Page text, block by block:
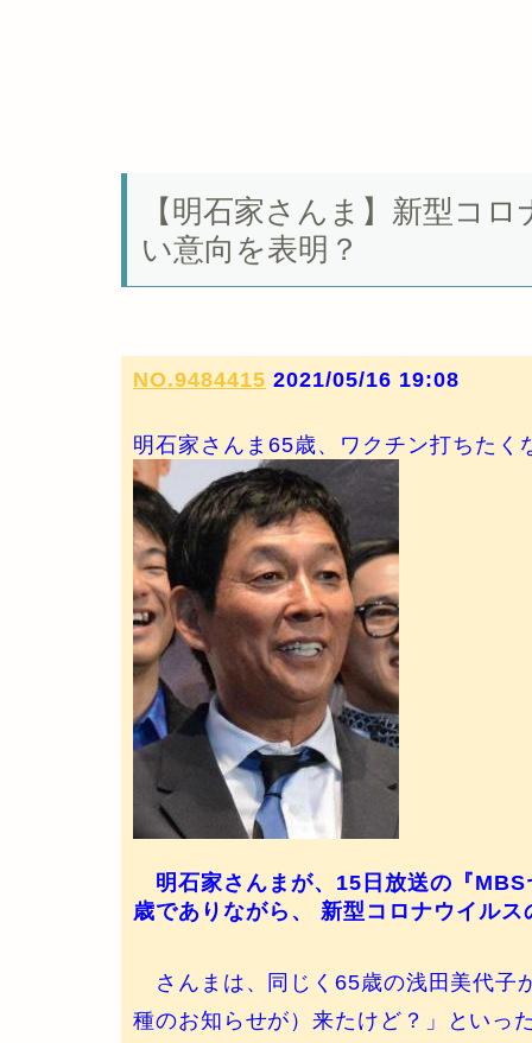
【明石家さんま】新型コ
い意向を表明？
NO.9484415 2021/05/16 19:08
明石家さんま65歳、ワクチン打ちた
明石家さんまが、15日放送の『
歳でありながら、 新型コロナウイル
さんまは、同じく65歳の浅田美代子
種のお知らせが）来たけど？」といっ